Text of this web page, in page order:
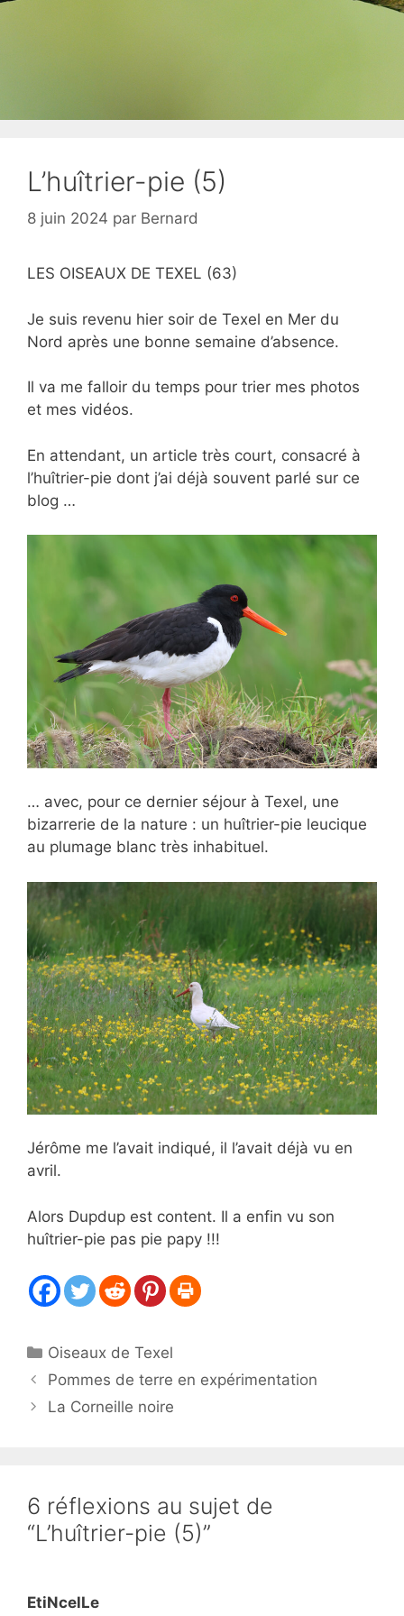
L’huîtrier-pie (5)
8 juin 2024 par Bernard
LES OISEAUX DE TEXEL (63)
Je suis revenu hier soir de Texel en Mer du
Nord après une bonne semaine d’absence.
Il va me falloir du temps pour trier mes photos
et mes vidéos.
En attendant, un article très court, consacré à
l’huîtrier-pie dont j’ai déjà souvent parlé sur ce
blog …
… avec, pour ce dernier séjour à Texel, une
bizarrerie de la nature : un huîtrier-pie leucique
au plumage blanc très inhabituel.
Jérôme me l’avait indiqué, il l’avait déjà vu en
avril.
Alors Dupdup est content. Il a enfin vu son
huîtrier-pie pas pie papy !!!
Catégories
Oiseaux de Texel
Pommes de terre en expérimentation
La Corneille noire
6 réflexions au sujet de
“L’huîtrier-pie (5)”
EtiNcelLe